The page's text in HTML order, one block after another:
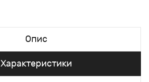
Опис
Характеристики